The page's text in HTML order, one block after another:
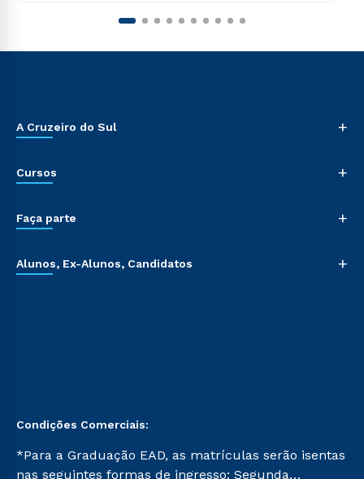
A Cruzeiro do Sul +
Cursos +
Faça parte +
Alunos, Ex-Alunos, Candidatos +
Condições Comerciais:
*Para a Graduação EAD, as matrículas serão isentas
nas seguintes formas de ingresso: Segunda